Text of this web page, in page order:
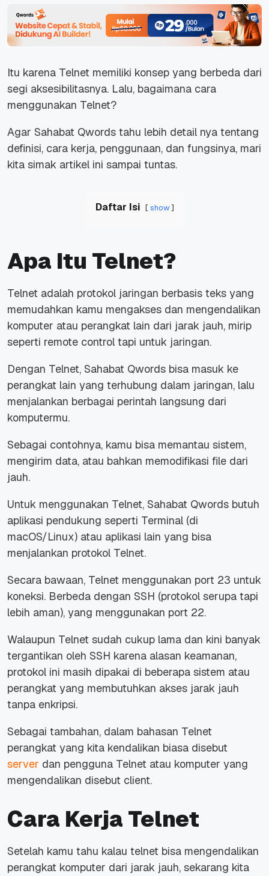
Itu karena Telnet memiliki konsep yang berbeda dari
segi aksesibilitasnya. Lalu, bagaimana cara
menggunakan Telnet?
Agar Sahabat Qwords tahu lebih detail nya tentang
definisi, cara kerja, penggunaan, dan fungsinya, mari
kita simak artikel ini sampai tuntas.
Daftar Isi show
Apa Itu Telnet?
Telnet adalah protokol jaringan berbasis teks yang
memudahkan kamu mengakses dan mengendalikan
komputer atau perangkat lain dari jarak jauh, mirip
seperti remote control tapi untuk jaringan.
Dengan Telnet, Sahabat Qwords bisa masuk ke
perangkat lain yang terhubung dalam jaringan, lalu
menjalankan berbagai perintah langsung dari
komputermu.
Sebagai contohnya, kamu bisa memantau sistem,
mengirim data, atau bahkan memodifikasi file dari
jauh.
Untuk menggunakan Telnet, Sahabat Qwords butuh
aplikasi pendukung seperti Terminal (di
macOS/Linux) atau aplikasi lain yang bisa
menjalankan protokol Telnet.
Secara bawaan, Telnet menggunakan port 23 untuk
koneksi. Berbeda dengan SSH (protokol serupa tapi
lebih aman), yang menggunakan port 22.
Walaupun Telnet sudah cukup lama dan kini banyak
tergantikan oleh SSH karena alasan keamanan,
protokol ini masih dipakai di beberapa sistem atau
perangkat yang membutuhkan akses jarak jauh
tanpa enkripsi.
Sebagai tambahan, dalam bahasan Telnet
perangkat yang kita kendalikan biasa disebut
server dan pengguna Telnet atau komputer yang
mengendalikan disebut client.
Cara Kerja Telnet
Setelah kamu tahu kalau telnet bisa mengendalikan
perangkat komputer dari jarak jauh, sekarang kita